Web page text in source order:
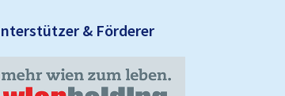
nterstützer & Förderer